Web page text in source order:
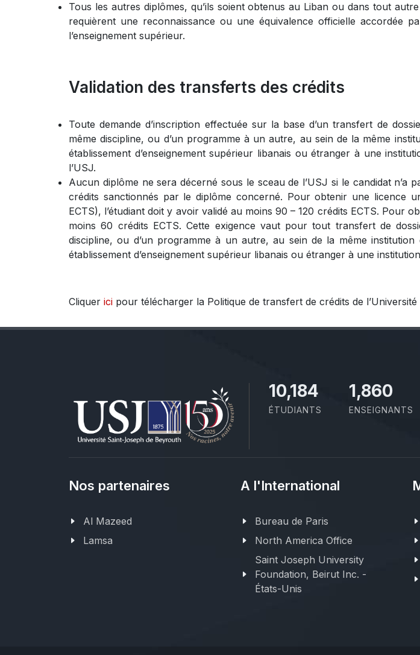
Tous les autres diplômes, qu’ils soient obtenus au Liban ou dans tout
requièrent une reconnaissance ou une équivalence officielle accordée
l’enseignement supérieur.
Validation des transferts des crédits
Toute demande d’inscription effectuée sur la base d’un transfert de
même discipline, ou d’un programme à un autre, au sein de la même
établissement d’enseignement supérieur libanais ou étranger à une
l’USJ.
Aucun diplôme ne sera décerné sous le sceau de l’USJ si le candidat n’a
crédits sanctionnés par le diplôme concerné. Pour obtenir une licence
ECTS), l’étudiant doit y avoir validé au moins 90 – 120 crédits ECTS. Pour
moins 60 crédits ECTS. Cette exigence vaut pour tout transfert de
discipline, ou d’un programme à un autre, au sein de la même
établissement d’enseignement supérieur libanais ou étranger à une
Cliquer ici pour télécharger la Politique de transfert de crédits de
11,727
ÉTUDIANTS
2,142
ENSEIGNANTS
Nos partenaires
Al Mazeed
Lamsa
A l'International
Bureau de Paris
North America Office
Saint Joseph University
Foundation, Beirut Inc. -
États-Unis